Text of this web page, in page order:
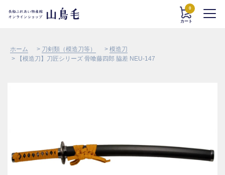
カート
0
ホーム > 刀剣類（模造刀等） > 模造刀
> 【模造刀】刀匠シリーズ 骨喰藤四郎 脇差 NEU-147